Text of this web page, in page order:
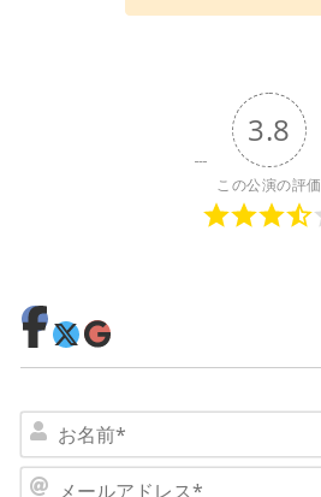
3.8
この公演の評価